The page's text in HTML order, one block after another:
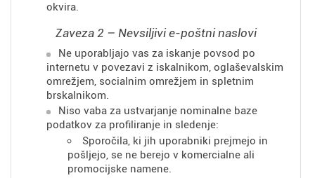
okvira.
Zaveza 2 – Nevsiljivi e-poštni naslovi
Ne uporabljajo vas za iskanje povsod po
internetu v povezavi z iskalnikom, oglaševalskim
omrežjem, socialnim omrežjem in spletnim
brskalnikom.
Niso vaba za ustvarjanje nominalne baze
podatkov za profiliranje in sledenje:
Sporočila, ki jih uporabniki prejmejo in
pošljejo, se ne berejo v komercialne ali
promocijske namene.